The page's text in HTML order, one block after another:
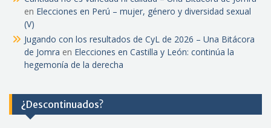
en Elecciones en Perú – mujer, género y diversidad sexual
(V)
Jugando con los resultados de CyL de 2026 – Una Bitácora
de Jomra en Elecciones en Castilla y León: continúa la
hegemonía de la derecha
¿Descontinuados?